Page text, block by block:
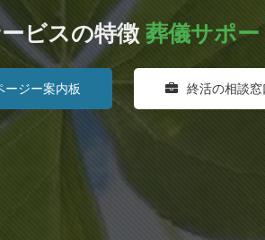
徴介護・施設・保険・相
ージー案内板 終活の相談窓